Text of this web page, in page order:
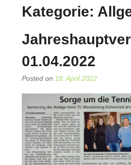
Kategorie:
01.04.2022
Posted on 18. April 2022